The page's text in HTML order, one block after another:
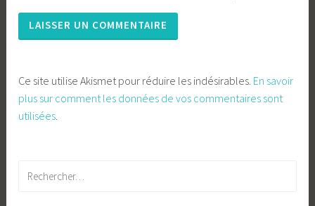
Ce site utilise Akismet pour réduire les indésirables. En savoir
plus sur comment les données de vos commentaires sont
utilisées